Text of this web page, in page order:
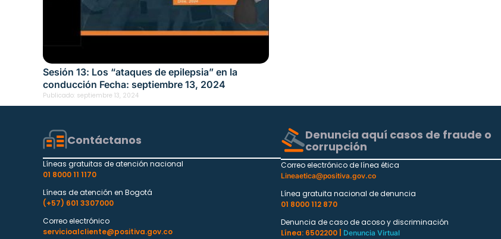
Sesión 13: Los “ataques de epilepsia” en la
conducción Fecha: septiembre 13, 2024
Publicado: septiembre 13, 2024
Contáctanos
Líneas gratuitas de atención nacional
01 8000 11 1170
Líneas de atención en Bogotá
(+57) 601 3307000
Correo electrónico
servicioalcliente@positiva.gov.co
Denuncia aquí casos de fraude o
corrupción
Correo electrónico de línea ética
Lineaetica@positiva.gov.co
Línea gratuita nacional de denuncia
01 8000 112 870
Denuncia de caso de acoso y discriminación
Línea: 6502200 |
Denuncia Virtual